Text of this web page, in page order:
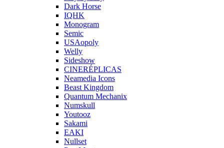
Dark Horse
IQHK
Monogram
Semic
USAopoly
Welly
Sideshow
CINERÉPLICAS
Neamedia Icons
Beast Kingdom
Quantum Mechanix
Numskull
Youtooz
Sakami
EAKI
Nullset